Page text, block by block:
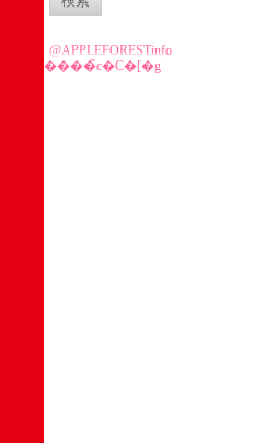
@APPLEFORESTinfo
����̃c�C�[�g